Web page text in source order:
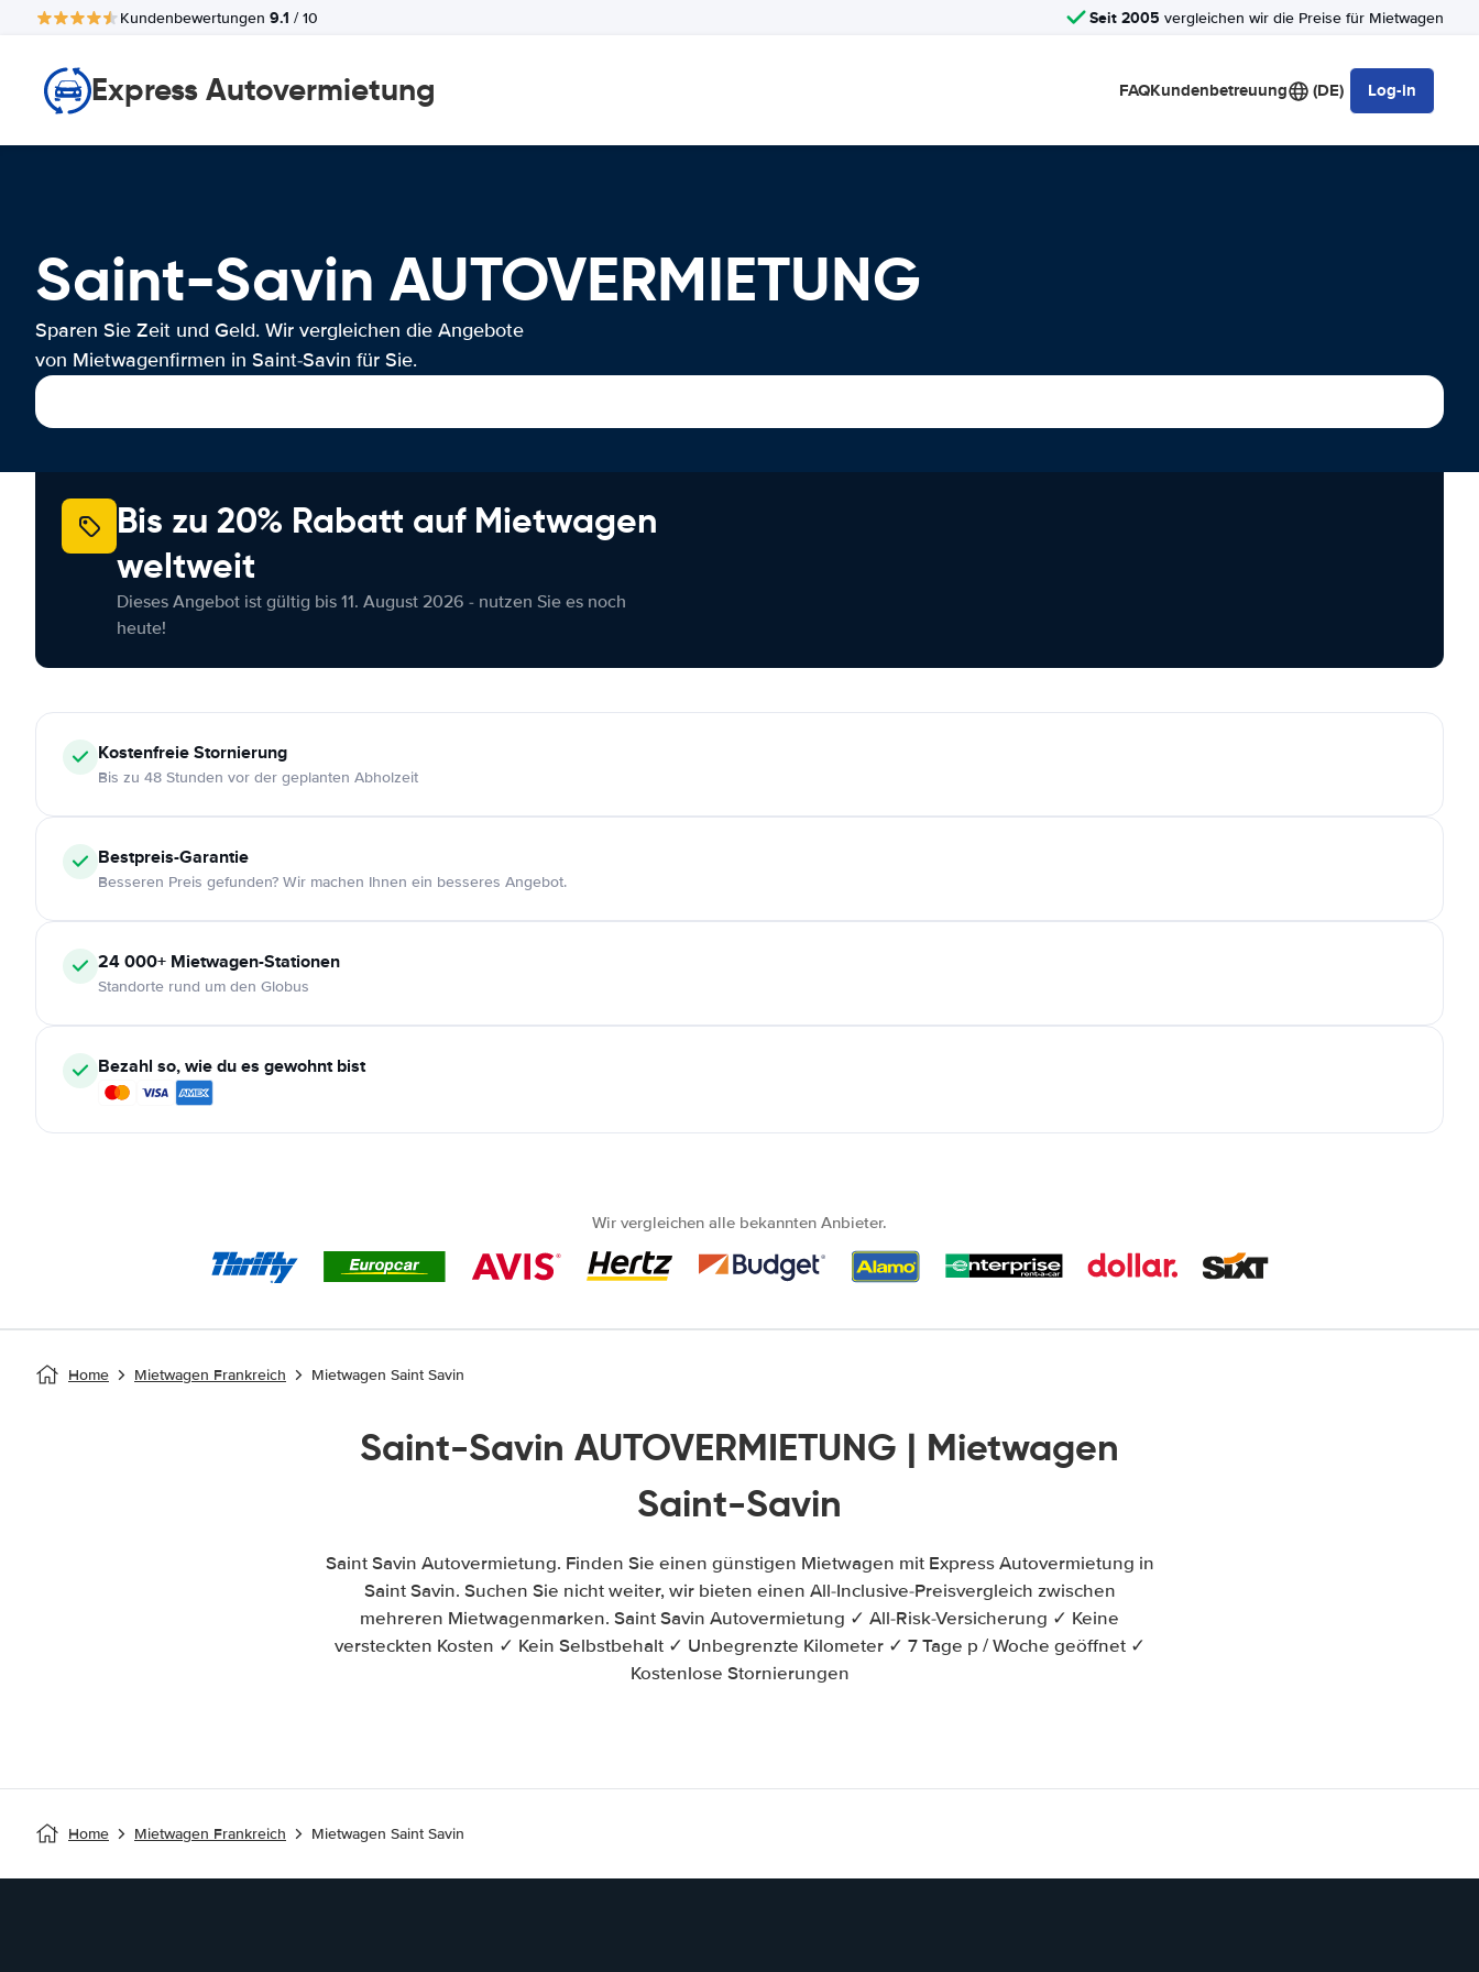
Kundenbewertungen 9.1 / 10 Seit 2005 vergleichen wir die Preise für Mietwagen
Express Autovermietung FAQKundenbetreuung (DE) Log-in
Saint-Savin AUTOVERMIETUNG
Sparen Sie Zeit und Geld. Wir vergleichen die Angebote
von Mietwagenfirmen in Saint-Savin für Sie.
Bis zu 20% Rabatt auf Mietwagen
weltweit
Dieses Angebot ist gültig bis 11. August 2026 - nutzen Sie es noch
heute!
KostenfreieStornierung
Bis zu 48 Stunden vor der geplanten Abholzeit
Bestpreis-Garantie
Besseren Preis gefunden? Wir machen Ihnen ein besseres Angebot.
24 000+ Mietwagen-Stationen
Standorte rund um den Globus
Bezahl so, wie du es gewohnt bist
Wir vergleichen alle bekannten Anbieter.
Home Mietwagen Frankreich Mietwagen Saint Savin
Saint-Savin AUTOVERMIETUNG | Mietwagen
Saint-Savin
Saint Savin Autovermietung. Finden Sie einen günstigen Mietwagen mit Express Autovermietung in
Saint Savin. Suchen Sie nicht weiter, wir bieten einen All-Inclusive-Preisvergleich zwischen
mehreren Mietwagenmarken. Saint Savin Autovermietung ✓ All-Risk-Versicherung ✓ Keine
versteckten Kosten ✓ Kein Selbstbehalt ✓ Unbegrenzte Kilometer ✓ 7 Tage p / Woche geöffnet ✓
Kostenlose Stornierungen
Home Mietwagen Frankreich Mietwagen Saint Savin